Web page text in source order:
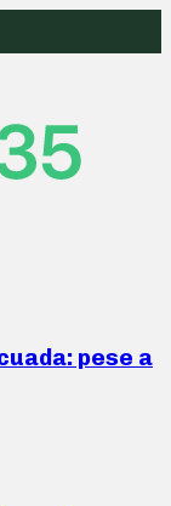
pese a